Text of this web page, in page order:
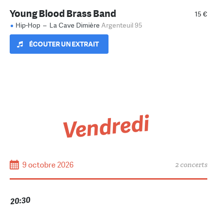
15 €
Young Blood Brass Band
Hip-Hop – La Cave Dimière Argenteuil 95
ÉCOUTER UN EXTRAIT
Vendredi
9 octobre 2026 2 concerts
20:30